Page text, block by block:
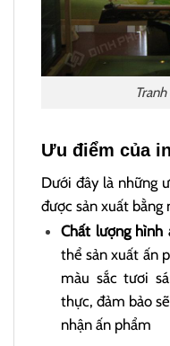
Ưu điểm của
Dưới đây là những
được sản xuất bằng
Chất lượng hình
thể sản xuất ấn
màu sắc tươi
thực, đảm bảo
nhận ấn phẩm